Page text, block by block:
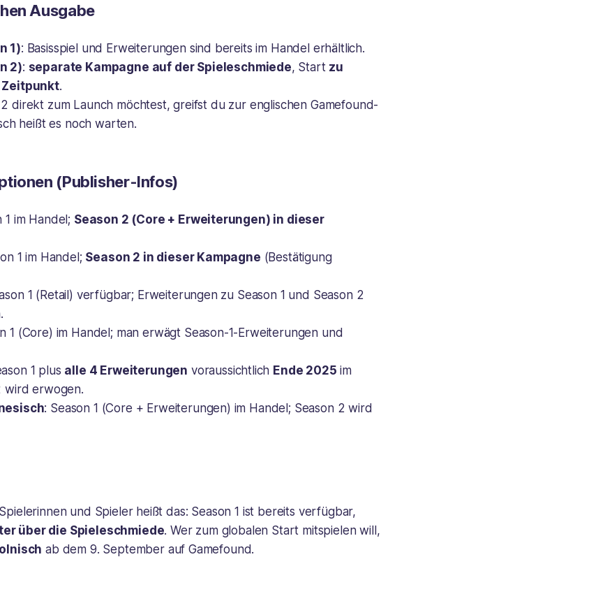
Ausgabe
1): Basisspiel und Erweiterungen sind bereits im Handel erhältlich.
2): separate Kampagne auf der Spieleschmiede, Start zu
Zeitpunkt.
direkt zum Launch möchtest, greifst du zur englischen Gamefound-
heißt es noch warten.
(Publisher-Infos)
1 im Handel; Season 2 (Core + Erweiterungen) in dieser
1 im Handel; Season 2 in dieser Kampagne (Bestätigung
1 (Retail) verfügbar; Erweiterungen zu Season 1 und Season 2
1 (Core) im Handel; man erwägt Season-1-Erweiterungen und
1 plus alle 4 Erweiterungen voraussichtlich Ende 2025 im
wird erwogen.
: Season 1 (Core + Erweiterungen) im Handel; Season 2 wird
und Spieler heißt das: Season 1 ist bereits verfügbar,
über die Spieleschmiede. Wer zum globalen Start mitspielen will,
ab dem 9. September auf Gamefound.